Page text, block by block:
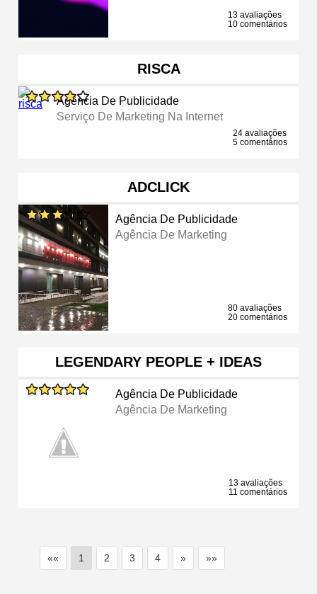
13 avaliações
10 comentários
RISCA
Agência De Publicidade
Serviço De Marketing Na Internet
24 avaliações
5 comentários
ADCLICK
Agência De Publicidade
Agência De Marketing
80 avaliações
20 comentários
LEGENDARY PEOPLE + IDEAS
Agência De Publicidade
Agência De Marketing
13 avaliações
11 comentários
«« 1 2 3 4 » »»